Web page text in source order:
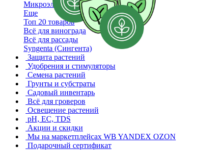
Микроэлементы
Еще
Топ 20 товаров
Всё для винограда
Всё для рассады
Syngenta (Сингента)
Защита растений
Удобрения и стимуляторы
Семена растений
Грунты и субстраты
Садовый инвентарь
Всё для гроверов
Освещение растений
pH, EC, TDS
Акции и скидки
Мы на маркетплейсах WB YANDEX OZON
Подарочный сертификат